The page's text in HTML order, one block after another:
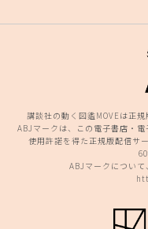
講談社の動く図鑑MOVEは正
ABJマークは、この電子書店・
使用許諾を得た正規版配信サ
ABJマークについて